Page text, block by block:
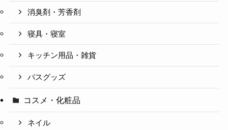
消臭剤・芳香剤
寝具・寝室
キッチン用品・雑貨
バスグッズ
コスメ・化粧品
ネイル